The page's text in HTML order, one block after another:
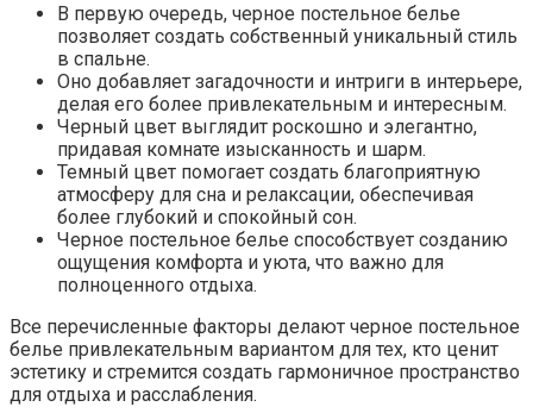
В первую очередь, черное постельное белье
позволяет создать собственный уникальный стиль
в спальне.
Оно добавляет загадочности и интриги в интерьере,
делая его более привлекательным и интересным.
Черный цвет выглядит роскошно и элегантно,
придавая комнате изысканность и шарм.
Темный цвет помогает создать благоприятную
атмосферу для сна и релаксации, обеспечивая
более глубокий и спокойный сон.
Черное постельное белье способствует созданию
ощущения комфорта и уюта, что важно для
полноценного отдыха.
Все перечисленные факторы делают черное постельное
белье привлекательным вариантом для тех, кто ценит
эстетику и стремится создать гармоничное пространство
для отдыха и расслабления.